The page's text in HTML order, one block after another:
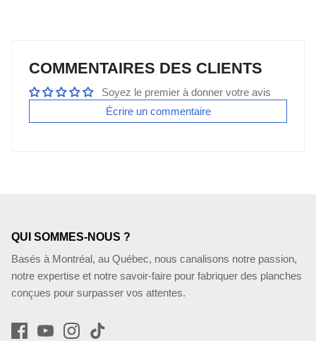
COMMENTAIRES DES CLIENTS
Soyez le premier à donner votre avis
Écrire un commentaire
QUI SOMMES-NOUS ?
Basés à Montréal, au Québec, nous canalisons notre passion,
notre expertise et notre savoir-faire pour fabriquer des planches
conçues pour surpasser vos attentes.